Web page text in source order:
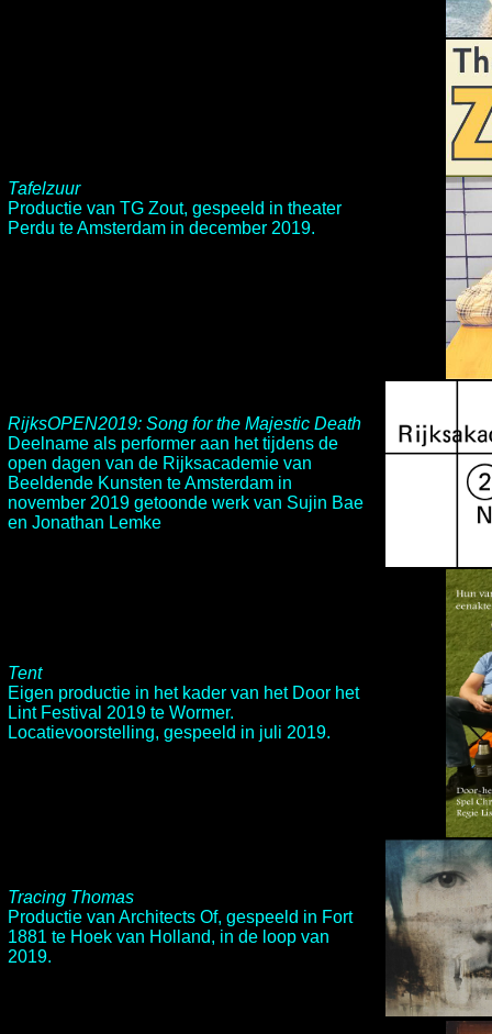
Tafelzuur
Productie van TG Zout, gespeeld in theater
Perdu te Amsterdam in december 2019.
RijksOPEN2019: Song for the Majestic Death
Deelname als performer aan het tijdens de
open dagen van de Rijksacademie van
Beeldende Kunsten te Amsterdam in
november 2019 getoonde werk van Sujin Bae
en Jonathan Lemke
Tent
Eigen productie in het kader van het Door het
Lint Festival 2019 te Wormer.
Locatievoorstelling, gespeeld in juli 2019.
Tracing Thomas
Productie van Architects Of, gespeeld in Fort
1881 te Hoek van Holland, in de loop van
2019.